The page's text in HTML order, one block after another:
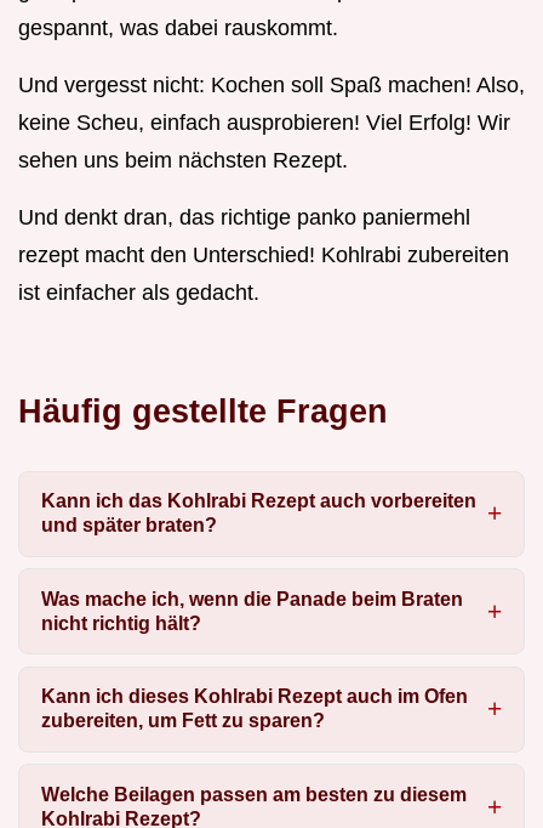
gespannt, was dabei rauskommt.
Und vergesst nicht: Kochen soll Spaß machen! Also,
keine Scheu, einfach ausprobieren! Viel Erfolg! Wir
sehen uns beim nächsten Rezept.
Und denkt dran, das richtige panko paniermehl
rezept macht den Unterschied! Kohlrabi zubereiten
ist einfacher als gedacht.
Häufig gestellte Fragen
Kann ich das Kohlrabi Rezept auch vorbereiten
und später braten?
Was mache ich, wenn die Panade beim Braten
nicht richtig hält?
Kann ich dieses Kohlrabi Rezept auch im Ofen
zubereiten, um Fett zu sparen?
Welche Beilagen passen am besten zu diesem
Kohlrabi Rezept?